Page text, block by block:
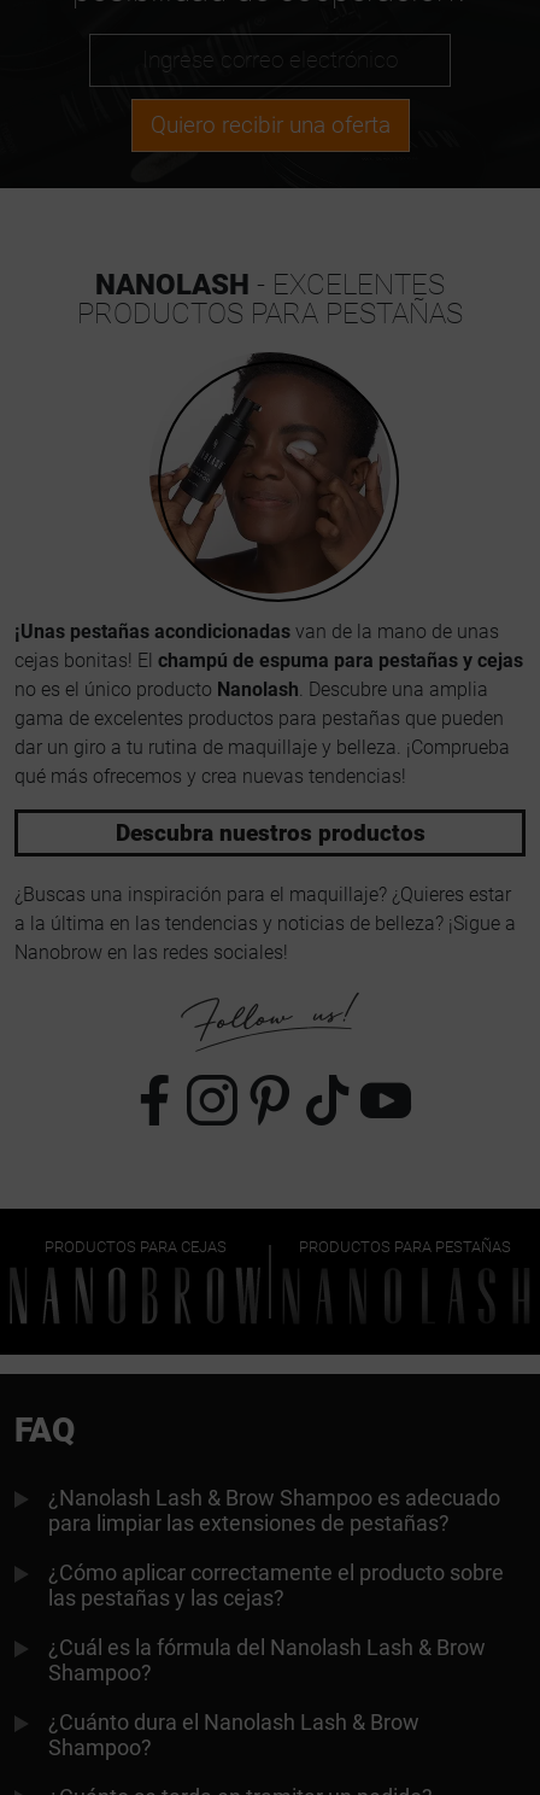
Quiero recibir una oferta
NANOLASH - EXCELENTES
PRODUCTOS PARA PESTAÑAS
¡Unas pestañas acondicionadas van de la mano de unas
cejas bonitas! El champú de espuma para pestañas y cejas
no es el único producto Nanolash. Descubre una amplia
gama de excelentes productos para pestañas que pueden
dar un giro a tu rutina de maquillaje y belleza. ¡Comprueba
qué más ofrecemos y crea nuevas tendencias!
Descubra nuestros productos
¿Buscas una inspiración para el maquillaje? ¿Quieres estar
a la última en las tendencias y noticias de belleza? ¡Sigue a
Nanobrow en las redes sociales!
PRODUCTOS PARA CEJAS PRODUCTOS PARA PESTAÑAS
FAQ
¿Nanolash Lash & Brow Shampoo es adecuado
para limpiar las extensiones de pestañas?
¿Cómo aplicar correctamente el producto sobre
las pestañas y las cejas?
¿Cuál es la fórmula del Nanolash Lash & Brow
Shampoo?
¿Cuánto dura el Nanolash Lash & Brow
Shampoo?